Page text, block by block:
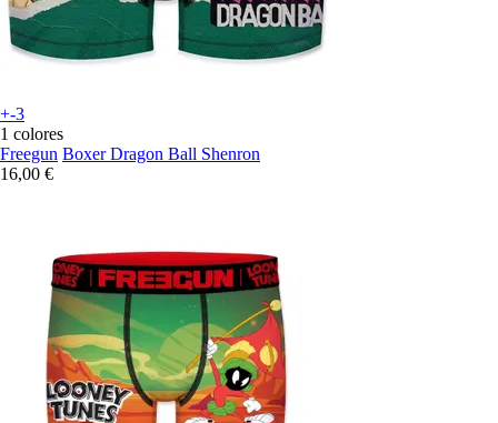
+-3
1 colores
Freegun Boxer Dragon Ball Shenron
16,00 €